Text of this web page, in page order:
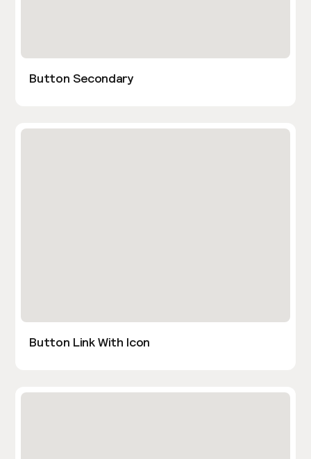
Button Secondary
Button Link With Icon